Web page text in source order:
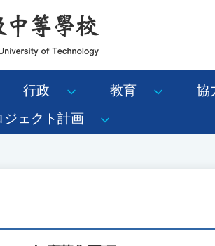
行政 教育 協
ジェクト計画